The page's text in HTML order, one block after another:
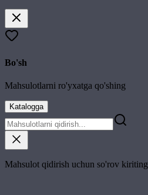
Bo'sh
Mahsulotlarni ro'yxatga qo'shing
Katalogga
Mahsulot qidirish uchun so'rov kiriting